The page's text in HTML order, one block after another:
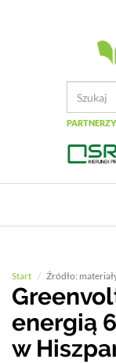
Start Źródło:
energią
w